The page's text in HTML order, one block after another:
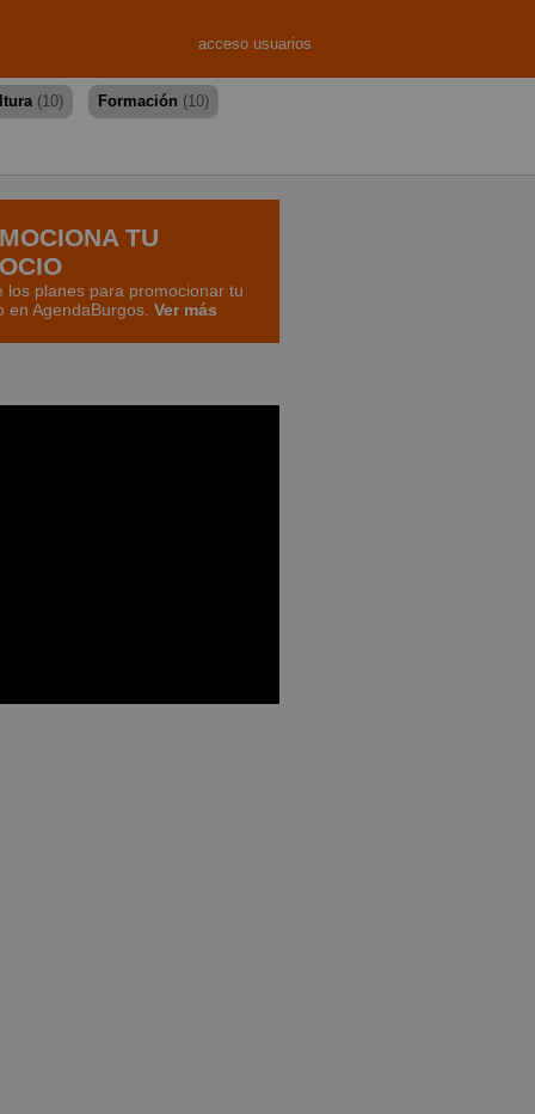
acceso usuarios
(10) Formación (10)
TU
los planes para promocionar tu
en AgendaBurgos. Ver más